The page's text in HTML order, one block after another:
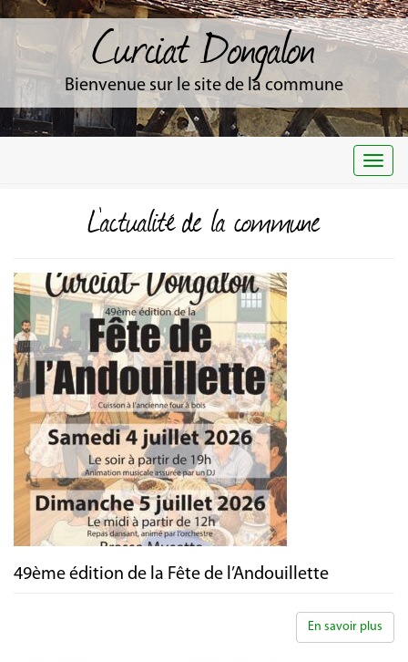
Curciat Dongalon
Bienvenue sur le site de la commune
L'actualité de la commune
49ème édition de la Fête de l’Andouillette
En savoir plus